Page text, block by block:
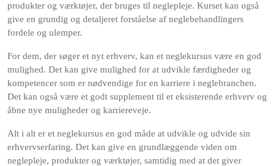
produkter og værktøjer, der bruges til neglepleje. Kurset kan også
give en grundig og detaljeret forståelse af neglebehandlingers
fordele og ulemper.
For dem, der søger et nyt erhverv, kan et neglekursus være en god
mulighed. Det kan give mulighed for at udvikle færdigheder og
kompetencer som er nødvendige for en karriere i neglebranchen.
Det kan også være et godt supplement til et eksisterende erhverv og
åbne nye muligheder og karriereveje.
Alt i alt er et neglekursus en god måde at udvikle og udvide sin
erhvervserfaring. Det kan give en grundlæggende viden om
neglepleje, produkter og værktøjer, samtidig med at det giver